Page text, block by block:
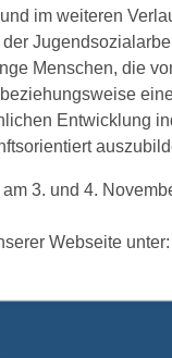
im weiteren
Menschen, die
Entwicklung
3. und 4.
Webseite